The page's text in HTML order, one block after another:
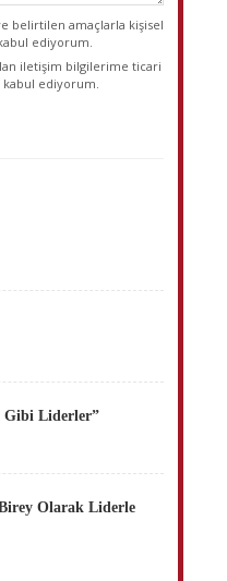
belirtilen amaçlarla kişisel
ediyorum.
iletişim bilgilerime ticari
ediyorum.
Gibi Liderler”
Olarak Liderle